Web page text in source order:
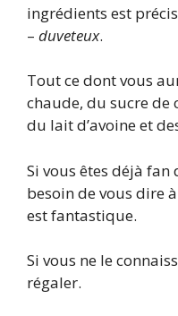
ingrédients est
– duveteux.
Tout ce dont vous
chaude, du sucre de
du lait d’avoine et
Si vous êtes déjà fan
besoin de vous dire
est fantastique.
Si vous ne le
régaler.